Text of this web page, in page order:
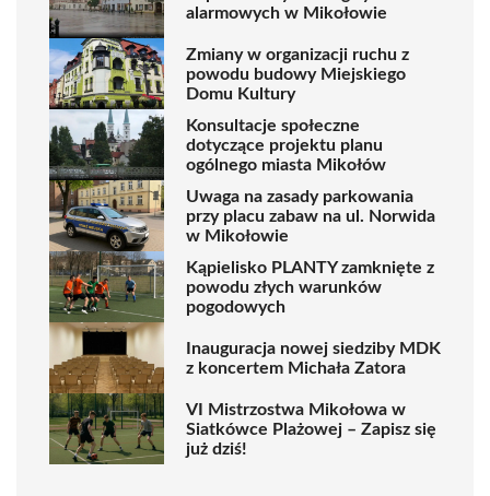
alarmowych w Mikołowie
Zmiany w organizacji ruchu z
powodu budowy Miejskiego
Domu Kultury
Konsultacje społeczne
dotyczące projektu planu
ogólnego miasta Mikołów
Uwaga na zasady parkowania
przy placu zabaw na ul. Norwida
w Mikołowie
Kąpielisko PLANTY zamknięte z
powodu złych warunków
pogodowych
Inauguracja nowej siedziby MDK
z koncertem Michała Zatora
VI Mistrzostwa Mikołowa w
Siatkówce Plażowej – Zapisz się
już dziś!